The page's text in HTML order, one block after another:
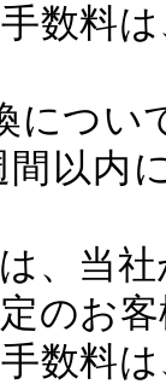
数料
につい
間以
、当
のお
数料